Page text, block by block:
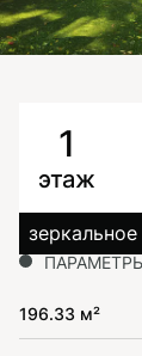
1
этаж
196.33 м²